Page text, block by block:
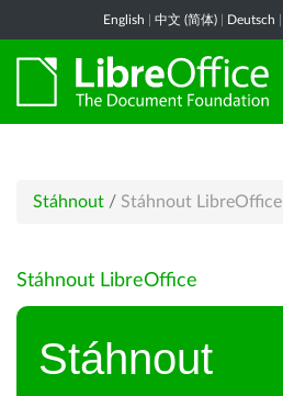
English 中文 (简体) Deutsch
Stáhnout / Stáhnout LibreOffice
Stáhnout LibreOffice
Stáhnout